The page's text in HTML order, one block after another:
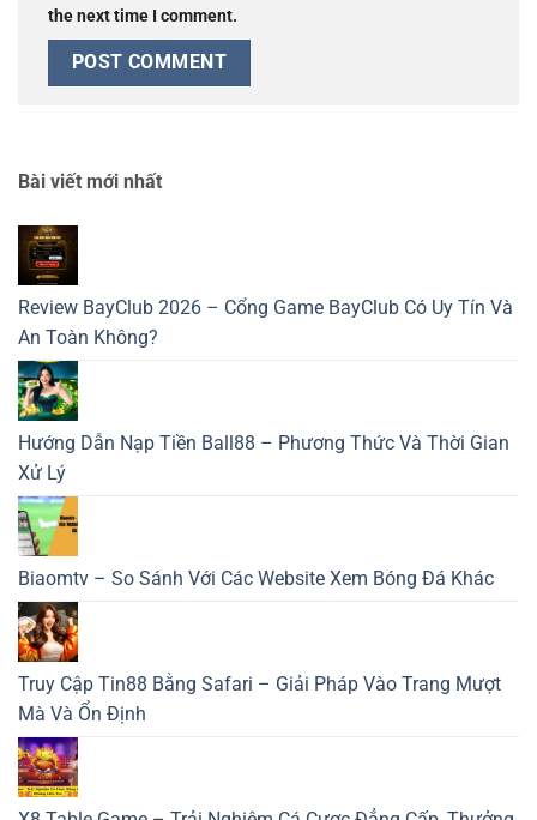
the next time I comment.
Bài viết mới nhất
Review BayClub 2026 – Cổng Game BayClub Có Uy Tín Và
An Toàn Không?
Hướng Dẫn Nạp Tiền Ball88 – Phương Thức Và Thời Gian
Xử Lý
Biaomtv – So Sánh Với Các Website Xem Bóng Đá Khác
Truy Cập Tin88 Bằng Safari – Giải Pháp Vào Trang Mượt
Mà Và Ổn Định